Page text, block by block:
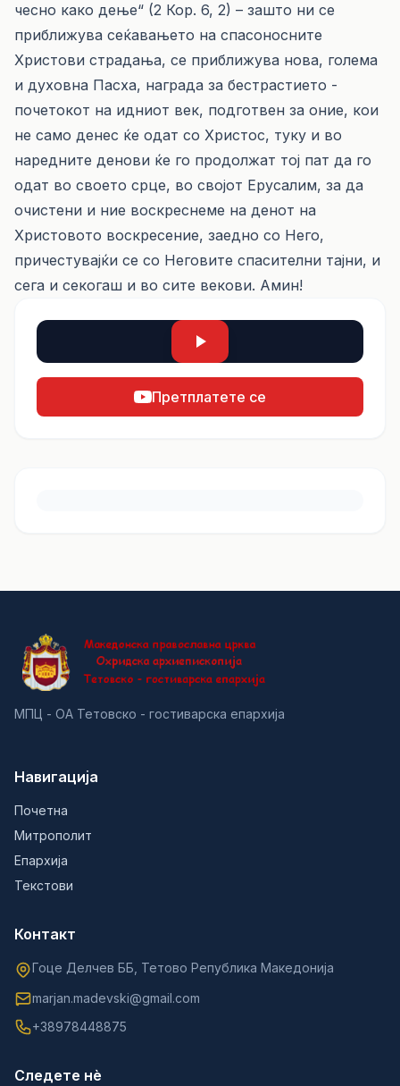
чесно како дење“ (2 Кор. 6, 2) – зашто ни се
приближува сеќавањето на спасоносните
Христови страдања, се приближува нова, голема
и духовна Пасха, награда за бестрастието -
почетокот на идниот век, подготвен за оние, кои
не само денес ќе одат со Христос, туку и во
наредните денови ќе го продолжат тој пат да го
одат во своето срце, во својот Ерусалим, за да
очистени и ние воскреснеме на денот на
Христовото воскресение, заедно со Него,
причестувајќи се со Неговите спасителни тајни, и
сега и секогаш и во сите векови. Амин!
Претплатете се
МПЦ - ОА Тетовско - гостиварска епархија
Навигација
Почетна
Митрополит
Епархија
Текстови
Контакт
Гоце Делчев ББ, Тетово Република Македонија
marjan.madevski@gmail.com
+38978448875
Следете нè